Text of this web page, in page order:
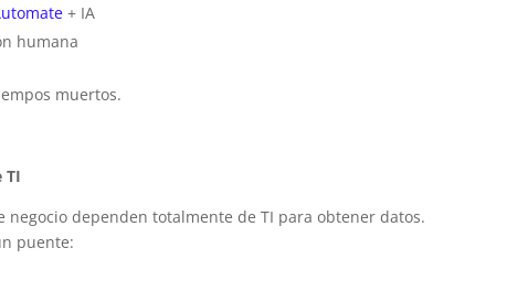
+ IA
humana
muertos.
TI
negocio dependen totalmente de TI para obtener datos.
puente: